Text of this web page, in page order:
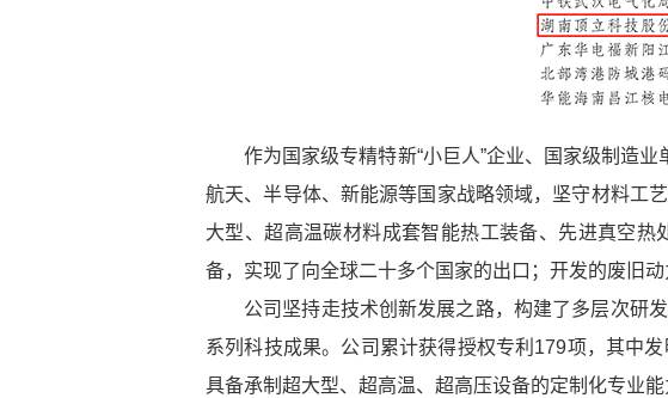
作为国家级专精特新“小巨人”企业、国家级制造
航天、半导体、新能源等国家战略领域，坚守材料工
大型、超高温碳材料成套智能热工装备、先进真空
备，实现了向全球二十多个国家的出口；开发的废旧
公司坚持走技术创新发展之路，构建了多层次研
系列科技成果。公司累计获得授权专利179项，其中
具备承制超大型、超高温、超高压设备的定制化专业